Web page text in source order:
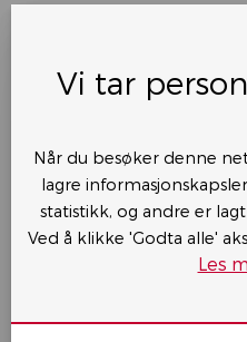
Vi tar
Når du besøker denne
lagre
statistikk, og andre er
Ved å klikke 'Godta alle'
Les